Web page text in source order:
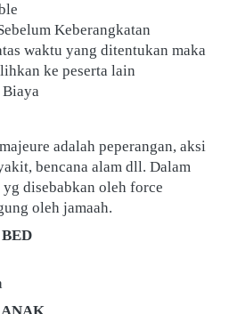
Keberangkatan
waktu yang ditentukan maka
ke peserta lain
Biaya
adalah peperangan, aksi
bencana alam dll. Dalam
disebabkan oleh force
oleh jamaah.